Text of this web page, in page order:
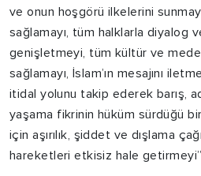
ve onun hoşgörü ilkelerini
sağlamayı, tüm halklarla diyalog
genişletmeyi, tüm kültür ve
sağlamayı, İslam’ın mesajını
itidal yolunu takip ederek barış,
yaşama fikrinin hüküm sürdüğü
için aşırılık, şiddet ve dışlama
hareketleri etkisiz hale